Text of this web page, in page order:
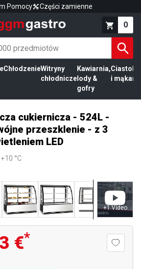
Pomocy Części zamienne
0
ChłodzenieWitryny
chłodnicze
Kawiarnia,
lody &
gofry
Ciasto
i mąka
cukiernicza - 524L -
przeszklenie - z 3
LED
°C
+1 Video
€*